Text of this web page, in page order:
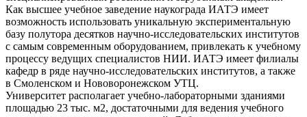
Как высшее учебное заведение наукограда ИАТЭ имеет
возможность использовать уникальную экспериментальную
базу полутора десятков научно-исследовательских институтов
с самым современным оборудованием, привлекать к учебному
процессу ведущих специалистов НИИ. ИАТЭ имеет филиалы
кафедр в ряде научно-исследовательских институтов, а также
в Смоленском и Нововоронежском УТЦ.
Университет располагает учебно-лабораторными зданиями
площадью 23 тыс. м2, достаточными для ведения учебного